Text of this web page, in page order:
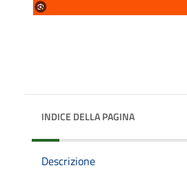
INDICE DELLA PAGINA
Descrizione